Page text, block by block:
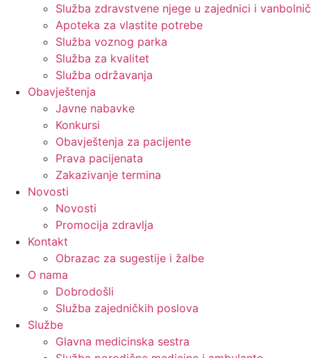
Služba zdravstvene njege u zajednici i
Apoteka za vlastite potrebe
Služba voznog parka
Služba za kvalitet
Služba održavanja
Obavještenja
Javne nabavke
Konkursi
Obavještenja za pacijente
Prava pacijenata
Zakazivanje termina
Novosti
Novosti
Promocija zdravlja
Kontakt
Obrazac za sugestije i žalbe
O nama
Dobrodošli
Služba zajedničkih poslova
Službe
Glavna medicinska sestra